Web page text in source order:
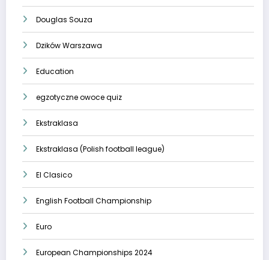
Douglas Souza
Dzików Warszawa
Education
egzotyczne owoce quiz
Ekstraklasa
Ekstraklasa (Polish football league)
El Clasico
English Football Championship
Euro
European Championships 2024